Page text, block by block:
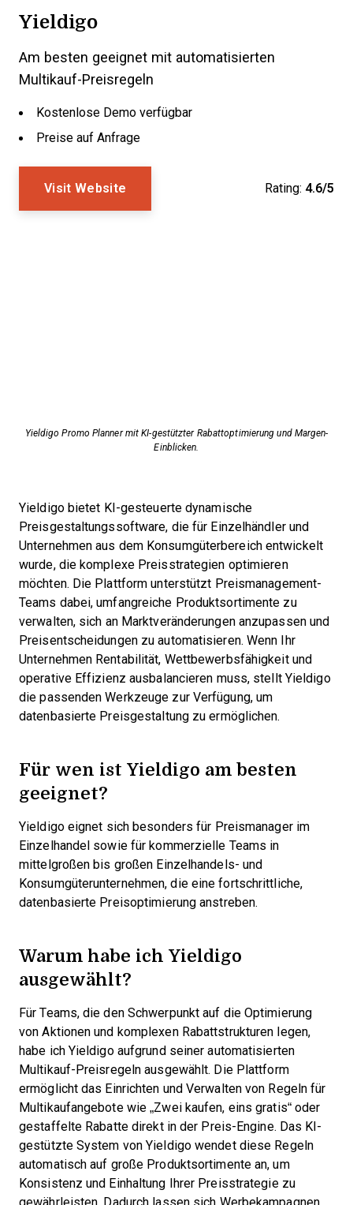
Yieldigo
Am besten geeignet mit automatisierten
Multikauf-Preisregeln
Kostenlose Demo verfügbar
Preise auf Anfrage
Visit Website Rating: 4.6/5
Yieldigo Promo Planner mit KI-gestützter Rabattoptimierung und Margen-
Einblicken.
Yieldigo bietet KI-gesteuerte dynamische
Preisgestaltungssoftware, die für Einzelhändler und
Unternehmen aus dem Konsumgüterbereich entwickelt
wurde, die komplexe Preisstrategien optimieren
möchten. Die Plattform unterstützt Preismanagement-
Teams dabei, umfangreiche Produktsortimente zu
verwalten, sich an Marktveränderungen anzupassen und
Preisentscheidungen zu automatisieren. Wenn Ihr
Unternehmen Rentabilität, Wettbewerbsfähigkeit und
operative Effizienz ausbalancieren muss, stellt Yieldigo
die passenden Werkzeuge zur Verfügung, um
datenbasierte Preisgestaltung zu ermöglichen.
Für wen ist Yieldigo am besten
geeignet?
Yieldigo eignet sich besonders für Preismanager im
Einzelhandel sowie für kommerzielle Teams in
mittelgroßen bis großen Einzelhandels- und
Konsumgüterunternehmen, die eine fortschrittliche,
datenbasierte Preisoptimierung anstreben.
Warum habe ich Yieldigo
ausgewählt?
Für Teams, die den Schwerpunkt auf die Optimierung
von Aktionen und komplexen Rabattstrukturen legen,
habe ich Yieldigo aufgrund seiner automatisierten
Multikauf-Preisregeln ausgewählt. Die Plattform
ermöglicht das Einrichten und Verwalten von Regeln für
Multikaufangebote wie „Zwei kaufen, eins gratis“ oder
gestaffelte Rabatte direkt in der Preis-Engine. Das KI-
gestützte System von Yieldigo wendet diese Regeln
automatisch auf große Produktsortimente an, um
Konsistenz und Einhaltung Ihrer Preisstrategie zu
gewährleisten. Dadurch lassen sich Werbekampagnen